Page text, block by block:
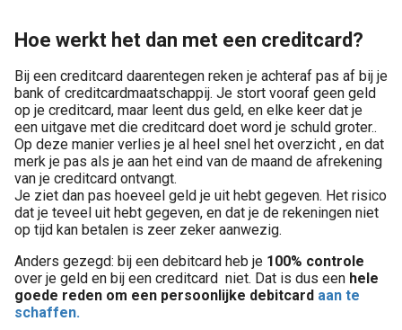
Hoe werkt het dan met een creditcard?
Bij een creditcard daarentegen reken je achteraf pas af bij je
bank of creditcardmaatschappij. Je stort vooraf geen geld
op je creditcard, maar leent dus geld, en elke keer dat je
een uitgave met die creditcard doet word je schuld groter..
Op deze manier verlies je al heel snel het overzicht , en dat
merk je pas als je aan het eind van de maand de afrekening
van je creditcard ontvangt.
Je ziet dan pas hoeveel geld je uit hebt gegeven. Het risico
dat je teveel uit hebt gegeven, en dat je de rekeningen niet
op tijd kan betalen is zeer zeker aanwezig.
Anders gezegd: bij een debitcard heb je 100% controle
over je geld en bij een creditcard niet. Dat is dus een hele
goede reden om een persoonlijke debitcard aan te
schaffen.